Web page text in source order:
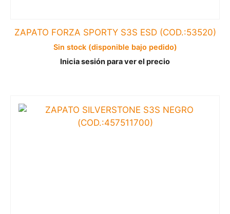
ZAPATO FORZA SPORTY S3S ESD (COD.:53520)
Sin stock (disponible bajo pedido)
Inicia sesión para ver el precio